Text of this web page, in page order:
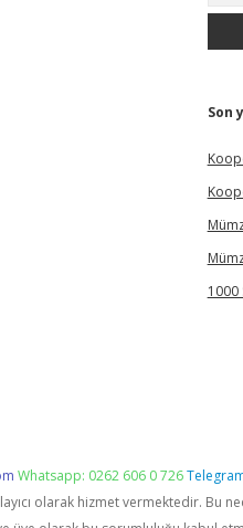
Son
1000
Whatsapp: 0262 606 0 726
olarak hizmet vermektedir.